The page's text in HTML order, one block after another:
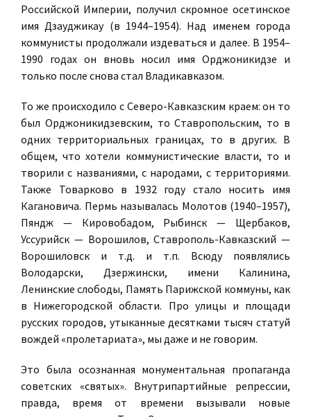
Российской Империи, получил скромное осетинское
имя Дзауджикау (в 1944–1954). Над именем города
коммунисты продолжали издеваться и далее. В 1954–
1990 годах он вновь носил имя Орджоникидзе и
только после снова стал Владикавказом.
То же происходило с Северо-Кавказским краем: он то
был Орджоникидзевским, то Ставропольским, то в
одних территориальных границах, то в других. В
общем, что хотели коммунистические власти, то и
творили с названиями, с народами, с территориями.
Также Товарково в 1932 году стало носить имя
Кагановича. Пермь называлась Молотов (1940–1957),
Пяндж — Кировобадом, Рыбинск — Щербаков,
Уссурийск — Ворошилов, Ставрополь-Кавказский —
Ворошиловск и т.д. и т.п. Всюду появлялись
Володарски, Дзержински, имени Калинина,
Ленинские слободы, Память Парижской коммуны, как
в Нижегородской области. Про улицы и площади
русских городов, утыканные десятками тысяч статуй
вождей «пролетариата», мы даже и не говорим.
Это была осознанная монументальная пропаганда
советских «святых». Внутрипартийные репрессии,
правда, время от времени вызывали новые